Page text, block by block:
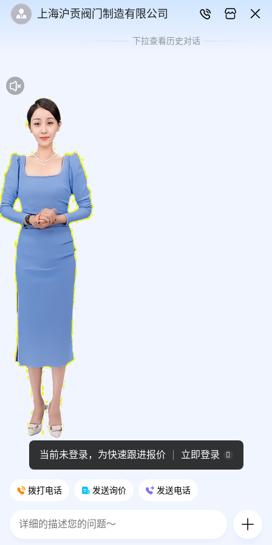
上海沪贡阀门制造有限公司
下拉查看历史对话
拨打电话 发送询价 发送电话
当前未登录，为快速跟进报价 立即登录